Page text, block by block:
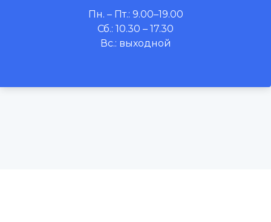
Пн. – Пт.: 9.00–19.00
Сб.: 10.30 – 17.30
Вс.: выходной